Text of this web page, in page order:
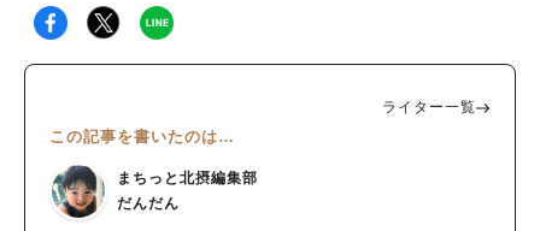
ライター一覧
この記事を書いたのは…
まちっと北摂編集部
だんだん